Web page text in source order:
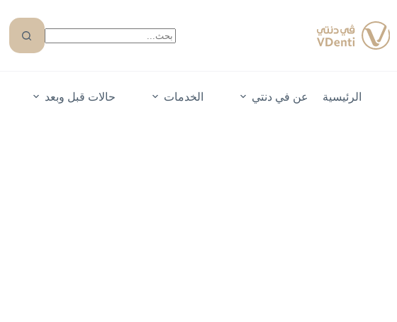
الرئيسية عن في دنتي الخدمات حالات قبل وبعد